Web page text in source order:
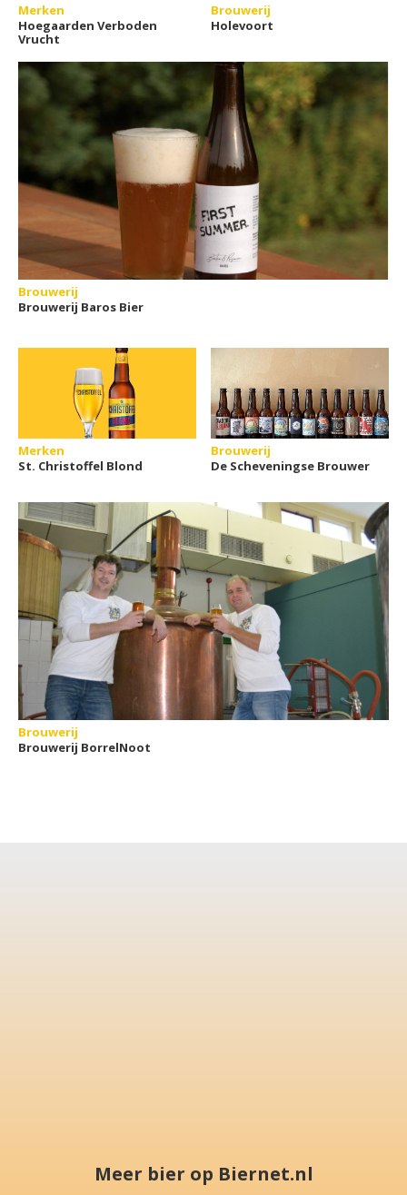
Merken
Hoegaarden Verboden
Vrucht
Brouwerij
Holevoort
Brouwerij
Brouwerij Baros Bier
Merken
St. Christoffel Blond
Brouwerij
De Scheveningse Brouwer
Brouwerij
Brouwerij BorrelNoot
Meer bier op Biernet.nl